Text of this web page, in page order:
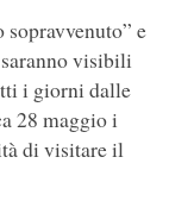
e
visibili
i giorni dalle
28 maggio i
di visitare il